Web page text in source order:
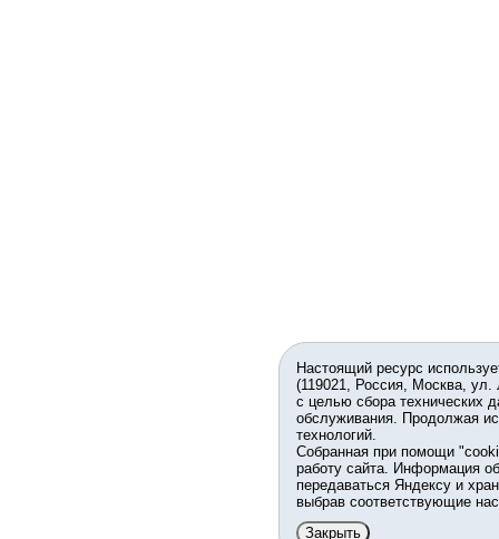
Настоящий ресурс
(119021, Россия, Москва,
с целью сбора технических
обслуживания. Продолжая
технологий.
Собранная при помощи
работу сайта. Информация
передаваться Яндексу и
выбрав соответствующие
Закрыть